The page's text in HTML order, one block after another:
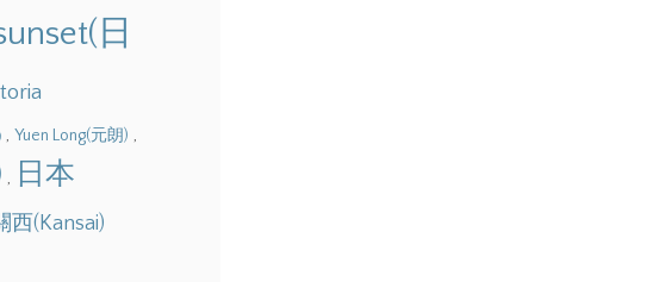
日
,Yuen Long(元朗) ,
, 日本
西(Kansai)